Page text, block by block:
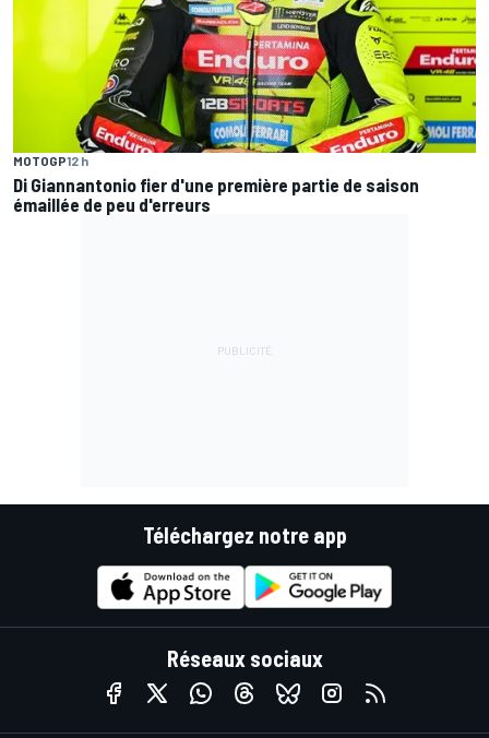
MOTOGP12 h
Di Giannantonio fier d'une première partie de saison
émaillée de peu d'erreurs
Téléchargez notre app
Réseaux sociaux